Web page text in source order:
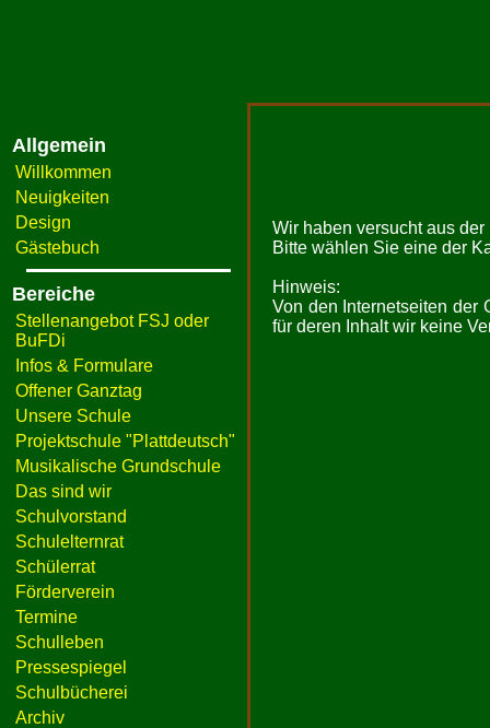
Allgemein
Willkommen
Neuigkeiten
Design
Gästebuch
Bereiche
Stellenangebot FSJ oder
BuFDi
Infos & Formulare
Offener Ganztag
Unsere Schule
Projektschule "Plattdeutsch"
Musikalische Grundschule
Das sind wir
Schulvorstand
Schulelternrat
Schülerrat
Förderverein
Termine
Schulleben
Pressespiegel
Schulbücherei
Archiv
Wir haben versucht aus
Bitte wählen Sie eine der
Hinweis:
Von den Internetseiten der
für deren Inhalt wir keine